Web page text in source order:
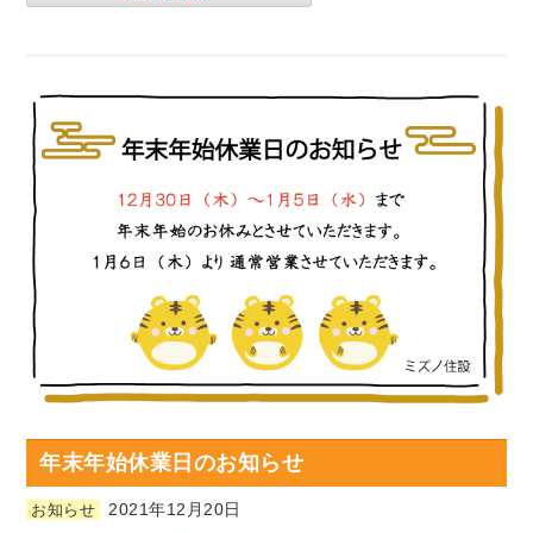
年末年始休業日のお知らせ
お知らせ 2021年12月20日